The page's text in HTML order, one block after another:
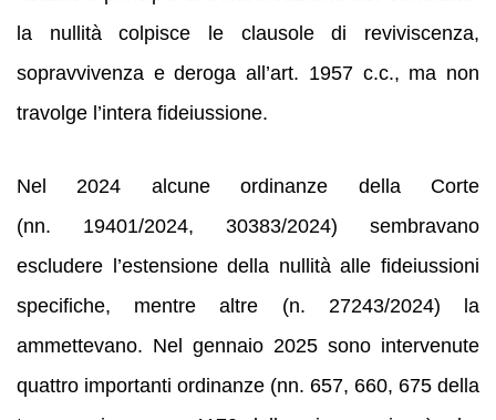
la nullità colpisce le clausole di reviviscenza,
sopravvivenza e deroga all’art. 1957 c.c., ma non
travolge l’intera fideiussione.
Nel 2024 alcune ordinanze della Corte
(nn. 19401/2024, 30383/2024) sembravano
escludere l’estensione della nullità alle fideiussioni
specifiche, mentre altre (n. 27243/2024) la
ammettevano. Nel gennaio 2025 sono intervenute
quattro importanti ordinanze (nn. 657, 660, 675 della